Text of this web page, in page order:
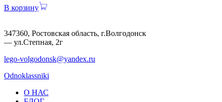
В корзину
347360, Ростовская область, г.Волгодонск
— ул.Степная, 2г
lego-volgodonsk@yandex.ru
Odnoklassniki
О НАС